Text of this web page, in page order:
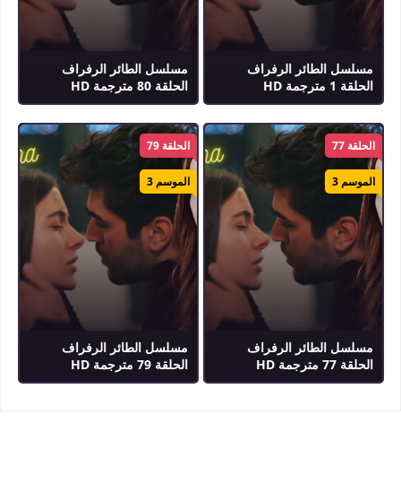
مسلسل الطائر الرفراف
الحلقة 1 مترجمة HD
مسلسل الطائر الرفراف
الحلقة 80 مترجمة HD
مسلسل الطائر الرفراف
الحلقة 77 مترجمة HD
الحلقة 77
الموسم 3
مسلسل الطائر الرفراف
الحلقة 79 مترجمة HD
الحلقة 79
الموسم 3